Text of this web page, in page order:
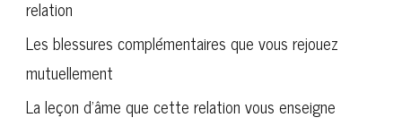
relation
Les blessures complémentaires que vous rejouez
mutuellement
La leçon d’âme que cette relation vous enseigne